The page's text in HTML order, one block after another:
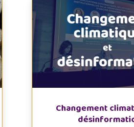
Changement